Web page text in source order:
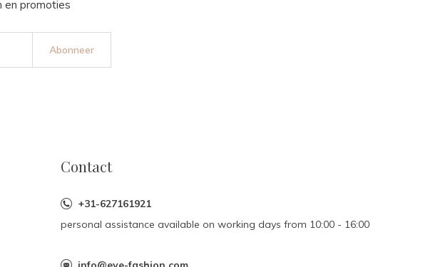
en promoties
Abonneer
Contact
+31-627161921
personal assistance available on working days from 10:00 - 16:00